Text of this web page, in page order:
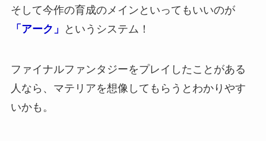
そして今作の育成のメインといってもいいのが
「アーク」
というシステム！
ファイナルファンタジーをプレイしたことがある
人なら、マテリアを想像してもらうとわかりやす
いかも。